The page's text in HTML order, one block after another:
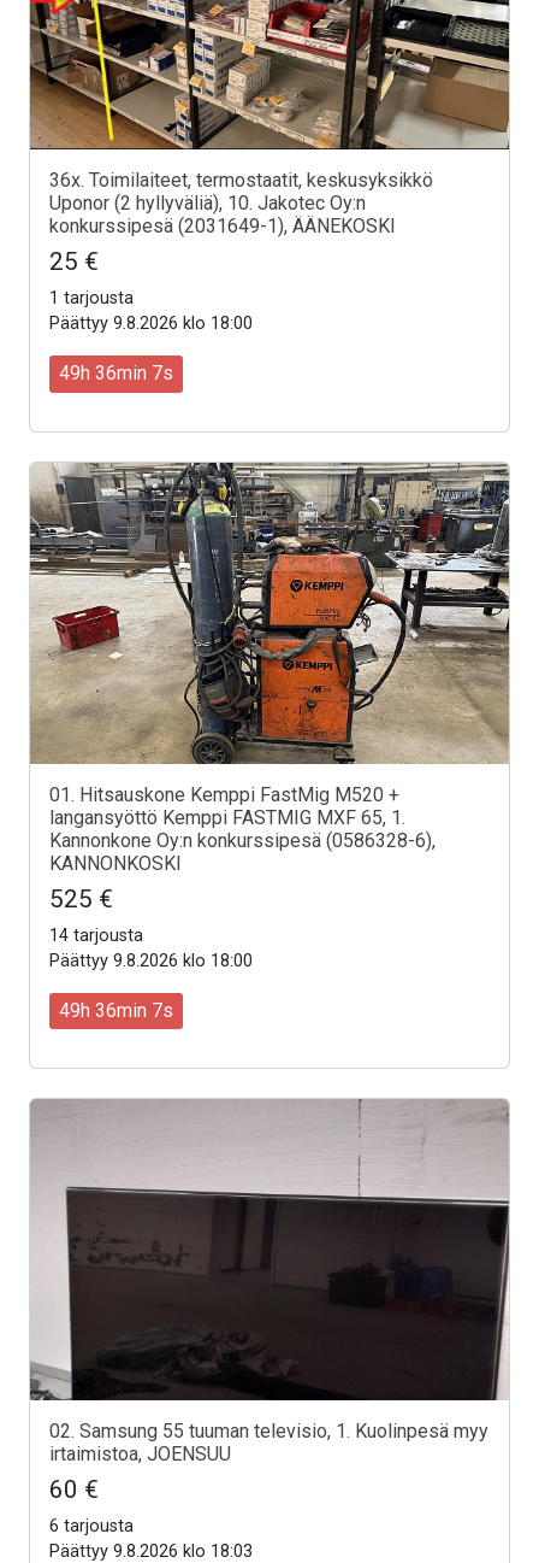
36x. Toimilaiteet, termostaatit, keskusyksikkö
Uponor (2 hyllyväliä), 10. Jakotec Oy:n
konkurssipesä (2031649-1), ÄÄNEKOSKI
25 €
1 tarjousta
Päättyy 9.8.2026 klo 18:00
49h 36min 5s
01. Hitsauskone Kemppi FastMig M520 +
langansyöttö Kemppi FASTMIG MXF 65, 1.
Kannonkone Oy:n konkurssipesä (0586328-6),
KANNONKOSKI
525 €
14 tarjousta
Päättyy 9.8.2026 klo 18:00
49h 36min 5s
02. Samsung 55 tuuman televisio, 1. Kuolinpesä myy
irtaimistoa, JOENSUU
60 €
6 tarjousta
Päättyy 9.8.2026 klo 18:03